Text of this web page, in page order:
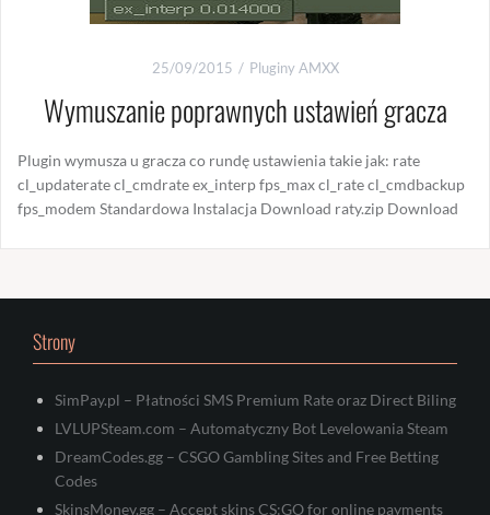
25/09/2015 Pluginy AMXX
Wymuszanie poprawnych ustawień gracza
Plugin wymusza u gracza co rundę ustawienia takie jak: rate
cl_updaterate cl_cmdrate ex_interp fps_max cl_rate cl_cmdbackup
fps_modem Standardowa Instalacja Download raty.zip Download
Strony
SimPay.pl – Płatności SMS Premium Rate oraz Direct Biling
LVLUPSteam.com – Automatyczny Bot Levelowania Steam
DreamCodes.gg – CSGO Gambling Sites and Free Betting
Codes
SkinsMoney.gg – Accept skins CS:GO for online payments